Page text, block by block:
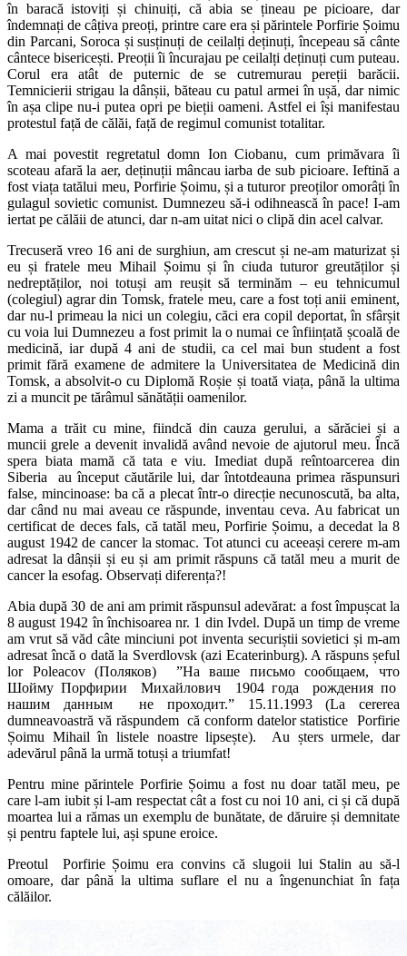
în baracă istoviți și chinuiți, că abia se țineau pe picioare, dar
îndemnați de câțiva preoți, printre care era și părintele Porfirie Șoimu
din Parcani, Soroca și susținuți de ceilalți deținuți, începeau să cânte
cântece bisericești. Preoții îi încurajau pe ceilalți deținuți cum puteau.
Corul era atât de puternic de se cutremurau pereții barăcii.
Temnicierii strigau la dânșii, băteau cu patul armei în ușă, dar nimic
în așa clipe nu-i putea opri pe bieții oameni. Astfel ei își manifestau
protestul față de călăi, față de regimul comunist totalitar.
A mai povestit regretatul domn Ion Ciobanu, cum primăvara îi
scoteau afară la aer, deținuții mâncau iarba de sub picioare. Ieftină a
fost viața tatălui meu, Porfirie Șoimu, și a tuturor preoților omorâți în
gulagul sovietic comunist. Dumnezeu să-i odihnească în pace! I-am
iertat pe călăii de atunci, dar n-am uitat nici o clipă din acel calvar.
Trecuseră vreo 16 ani de surghiun, am crescut și ne-am maturizat și
eu și fratele meu Mihail Șoimu și în ciuda tuturor greutăților și
nedreptăților, noi totuși am reușit să terminăm – eu tehnicumul
(colegiul) agrar din Tomsk, fratele meu, care a fost toți anii eminent,
dar nu-l primeau la nici un colegiu, căci era copil deportat, în sfârșit
cu voia lui Dumnezeu a fost primit la o numai ce înființată școală de
medicină, iar după 4 ani de studii, ca cel mai bun student a fost
primit fără examene de admitere la Universitatea de Medicină din
Tomsk, a absolvit-o cu Diplomă Roșie și toată viața, până la ultima
zi a muncit pe tărâmul sănătății oamenilor.
Mama a trăit cu mine, fiindcă din cauza gerului, a sărăciei și a
muncii grele a devenit invalidă având nevoie de ajutorul meu. Încă
spera biata mamă că tata e viu. Imediat după reîntoarcerea din
Siberia au început căutările lui, dar întotdeauna primea răspunsuri
false, mincinoase: ba că a plecat într-o direcție necunoscută, ba alta,
dar când nu mai aveau ce răspunde, inventau ceva. Au fabricat un
certificat de deces fals, că tatăl meu, Porfirie Șoimu, a decedat la 8
august 1942 de cancer la stomac. Tot atunci cu aceeași cerere m-am
adresat la dânșii și eu și am primit răspuns că tatăl meu a murit de
cancer la esofag. Observați diferența?!
Abia după 30 de ani am primit răspunsul adevărat: a fost împușcat la
8 august 1942 în închisoarea nr. 1 din Ivdel. După un timp de vreme
am vrut să văd câte minciuni pot inventa securiștii sovietici și m-am
adresat încă o dată la Sverdlovsk (azi Ecaterinburg). A răspuns șeful
lor Poleacov (Поляков) ”На ваше письмо сообщаем, что
Шойму Порфирии Михайлович 1904 года рождения по
нашим данным не проходит.” 15.11.1993 (La cererea
dumneavoastră vă răspundem că conform datelor statistice Porfirie
Șoimu Mihail în listele noastre lipsește). Au șters urmele, dar
adevărul până la urmă totuși a triumfat!
Pentru mine părintele Porfirie Șoimu a fost nu doar tatăl meu, pe
care l-am iubit și l-am respectat cât a fost cu noi 10 ani, ci și că după
moartea lui a rămas un exemplu de bunătate, de dăruire și demnitate
și pentru faptele lui, ași spune eroice.
Preotul Porfirie Șoimu era convins că slugoii lui Stalin au să-l
omoare, dar până la ultima suflare el nu a îngenunchiat în fața
călăilor.